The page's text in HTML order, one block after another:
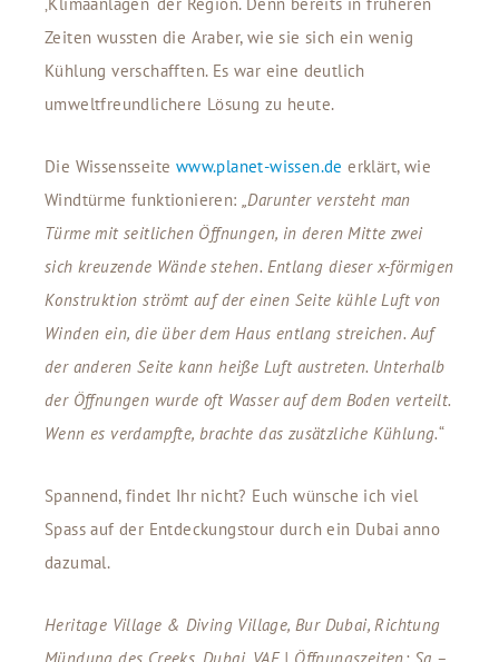
‚Klimaanlagen‘ der Region. Denn bereits in früheren
Zeiten wussten die Araber, wie sie sich ein wenig
Kühlung verschafften. Es war eine deutlich
umweltfreundlichere Lösung zu heute.
Die Wissensseite www.planet-wissen.de erklärt, wie
Windtürme funktionieren: „Darunter versteht man
Türme mit seitlichen Öffnungen, in deren Mitte zwei
sich kreuzende Wände stehen. Entlang dieser x-förmigen
Konstruktion strömt auf der einen Seite kühle Luft von
Winden ein, die über dem Haus entlang streichen. Auf
der anderen Seite kann heiße Luft austreten. Unterhalb
der Öffnungen wurde oft Wasser auf dem Boden verteilt.
Wenn es verdampfte, brachte das zusätzliche Kühlung.“
Spannend, findet Ihr nicht? Euch wünsche ich viel
Spass auf der Entdeckungstour durch ein Dubai anno
dazumal.
Heritage Village & Diving Village, Bur Dubai, Richtung